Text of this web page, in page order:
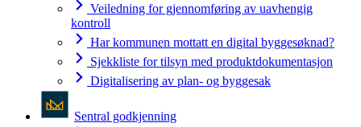
Veiledning for gjennomføring av uavhengig
kontroll
Har kommunen mottatt en digital byggesøknad?
Sjekkliste for tilsyn med produktdokumentasjon
Digitalisering av plan- og byggesak
Sentral godkjenning